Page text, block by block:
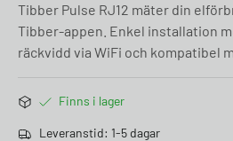
Tibber Pulse RJ12 mäter din
Tibber-appen. Enkel installation
räckvidd via WiFi och kompatibel
Finns i lager
Leveranstid: 1-5 dagar